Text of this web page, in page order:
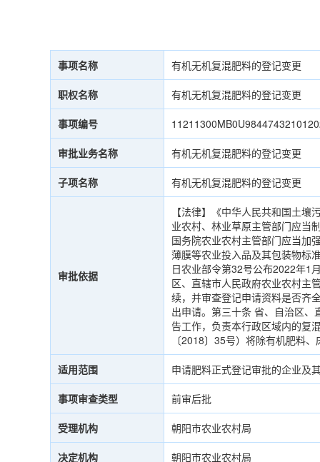
事项名称 有机无机复混肥料的登记变更
职权名称 有机无机复混肥料的登记变更
事项编号
审批业务名称 有机无机复混肥料的登记变更
子项名称 有机无机复混肥料的登记变更
审批依据
【法律】《中华人民共和国土
业农村、林业草原主管部门应当
国务院农业农村主管部门应当加
薄膜等农业投入品及其包装物标
日农业部令第32号公布2022年1
区、直辖市人民政府农业农村主
续，并审查登记申请资料是否齐
出申请。第三十条 省、自治区
告工作，负责本行政区域内的复
〔2018〕35号）将除有机肥料
适用范围 申请肥料正式登记审批的企业及
事项审查类型 前审后批
受理机构 朝阳市农业农村局
决定机构 朝阳市农业农村局